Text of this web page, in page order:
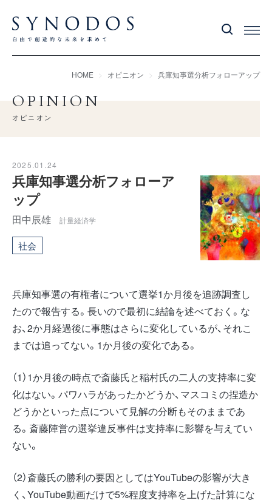
HOME オピニオン 兵庫知事選分析フォローアップ
OPINION
オピニオン
2025.01.24
兵庫知事選分析フォローア
ップ
田中辰雄 計量経済学
社会
兵庫知事選の有権者について選挙1か月後を追跡調査し
たので報告する。長いので最初に結論を述べておく。な
お、2か月経過後に事態はさらに変化しているが、それこ
までは追ってない。1か月後の変化である。
（1）1か月後の時点で斎藤氏と稲村氏の二人の支持率に変
化はない。パワハラがあったかどうか、マスコミの捏造か
どうかといった点について見解の分断もそのままであ
る。斎藤陣営の選挙違反事件は支持率に影響を与えてい
ない。
（2）斎藤氏の勝利の要因としてはYouTubeの影響が大き
く、YouTube動画だけで5%程度支持率を上げた計算にな